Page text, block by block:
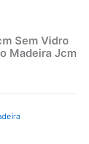
Sem Vidro
Madeira Jcm